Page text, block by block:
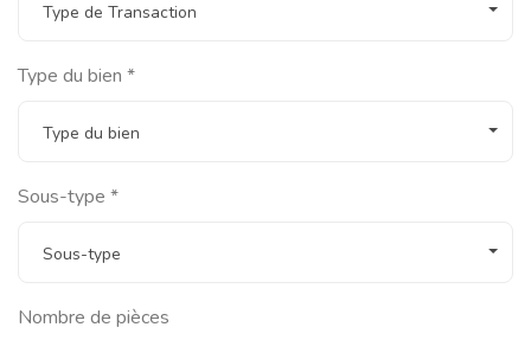
Type de Transaction
Type du bien *
Type du bien
Sous-type *
Sous-type
Nombre de pièces